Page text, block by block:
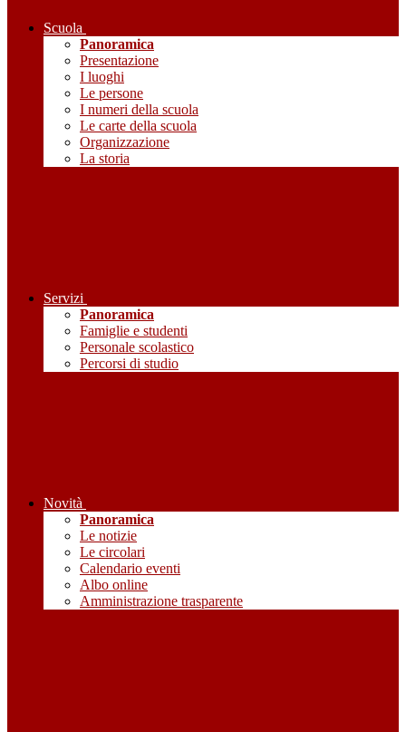
Scuola
Panoramica
Presentazione
I luoghi
Le persone
I numeri della scuola
Le carte della scuola
Organizzazione
La storia
Servizi
Panoramica
Famiglie e studenti
Personale scolastico
Percorsi di studio
Novità
Panoramica
Le notizie
Le circolari
Calendario eventi
Albo online
Amministrazione trasparente